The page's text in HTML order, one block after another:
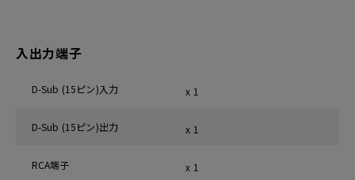
入出力端子
D-Sub (15ピン)入力 x 1
D-Sub (15ピン)出力 x 1
RCA端子 x 1